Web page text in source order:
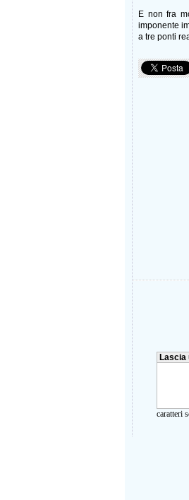
E non fra
imponente
a tre ponti
Lascia
caratteri